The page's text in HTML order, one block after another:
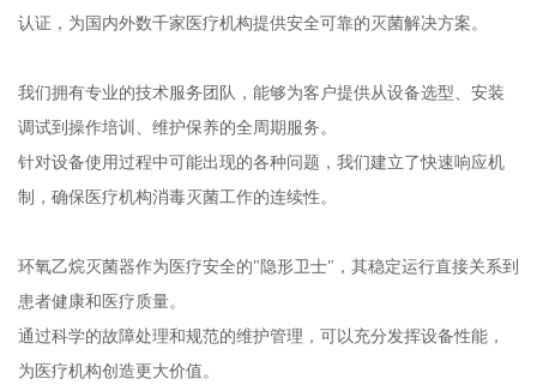
认证，为国内外数千家医疗机构提供安全可靠的灭菌解决方案。
我们拥有专业的技术服务团队，能够为客户提供从设备选型、安装
调试到操作培训、维护保养的全周期服务。
针对设备使用过程中可能出现的各种问题，我们建立了快速响应机
制，确保医疗机构消毒灭菌工作的连续性。
环氧乙烷灭菌器作为医疗安全的"隐形卫士"，其稳定运行直接关系到
患者健康和医疗质量。
通过科学的故障处理和规范的维护管理，可以充分发挥设备性能，
为医疗机构创造更大价值。